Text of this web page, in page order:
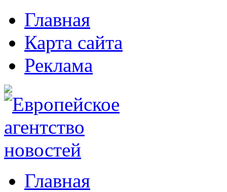
Главная
Карта сайта
Реклама
Главная